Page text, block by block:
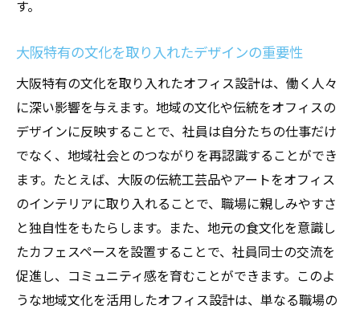
ワークライフバランスを支える環境
イノベーションを促進する空間の重要性
大阪府での新しい働き方の展望
カフェスタイルが導く働き方改革
す。
大阪特有の文化を取り入れたデザインの重要性
大阪特有の文化を取り入れたオフィス設計は、働く人々
に深い影響を与えます。地域の文化や伝統をオフィスの
デザインに反映することで、社員は自分たちの仕事だけ
でなく、地域社会とのつながりを再認識することができ
ます。たとえば、大阪の伝統工芸品やアートをオフィス
のインテリアに取り入れることで、職場に親しみやすさ
と独自性をもたらします。また、地元の食文化を意識し
たカフェスペースを設置することで、社員同士の交流を
促進し、コミュニティ感を育むことができます。このよ
うな地域文化を活用したオフィス設計は、単なる職場の